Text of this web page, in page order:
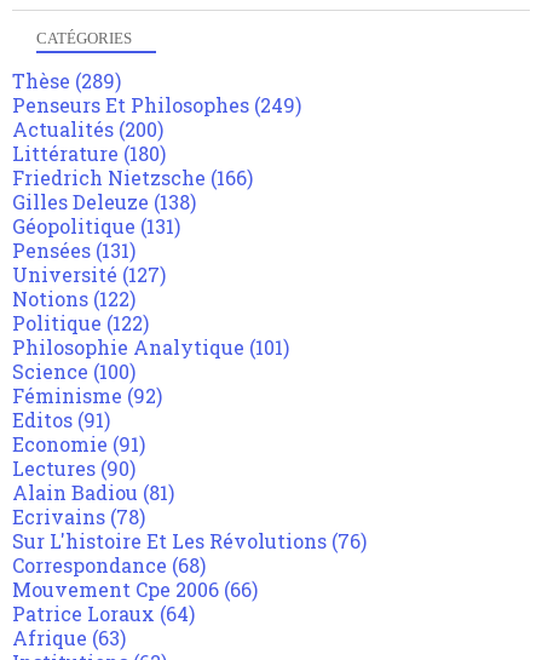
CATÉGORIES
Thèse (289)
Penseurs Et Philosophes (249)
Actualités (200)
Littérature (180)
Friedrich Nietzsche (166)
Gilles Deleuze (138)
Géopolitique (131)
Pensées (131)
Université (127)
Notions (122)
Politique (122)
Philosophie Analytique (101)
Science (100)
Féminisme (92)
Editos (91)
Economie (91)
Lectures (90)
Alain Badiou (81)
Ecrivains (78)
Sur L'histoire Et Les Révolutions (76)
Correspondance (68)
Mouvement Cpe 2006 (66)
Patrice Loraux (64)
Afrique (63)